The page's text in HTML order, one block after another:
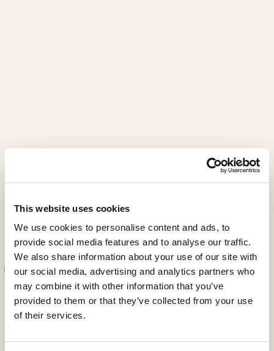
This website uses cookies
We use cookies to personalise content and ads, to
provide social media features and to analyse our traffic.
We also share information about your use of our site with
our social media, advertising and analytics partners who
may combine it with other information that you’ve
provided to them or that they’ve collected from your use
of their services.
Versailles
VE0171BY
Una sedia dall’eleganza distintiva, dove ogni dettaglio
è concepito per esprimere raffinatezza e armonia. La
struttura in legno di ciliegio è arricchita da intagli
elaborati realizzati a mano, mentre le gambe intagliate